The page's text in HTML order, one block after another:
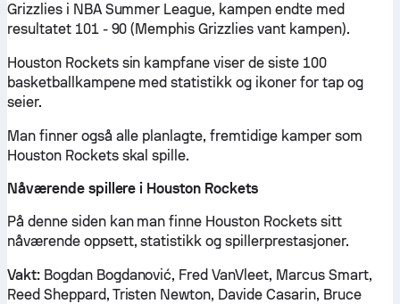
Grizzlies i NBA Summer League, kampen endte med
resultatet 101 - 90 (Memphis Grizzlies vant kampen).
Houston Rockets sin kampfane viser de siste 100
basketballkampene med statistikk og ikoner for tap og
seier.
Man finner også alle planlagte, fremtidige kamper som
Houston Rockets skal spille.
Nåværende spillere i Houston Rockets
På denne siden kan man finne Houston Rockets sitt
nåværende oppsett, statistikk og spillerprestasjoner.
Vakt:Bogdan Bogdanović, Fred VanVleet, Marcus Smart,
Reed Sheppard, Tristen Newton, Davide Casarin, Bruce